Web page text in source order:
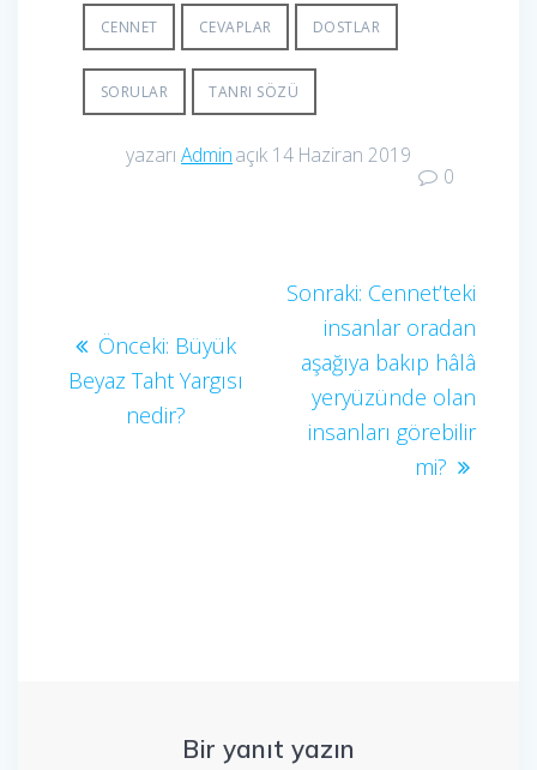
CENNET CEVAPLAR DOSTLAR
SORULAR TANRI SÖZÜ
yazarıAdminaçık 14 Haziran 2019
0
gezinmesi
Önceki: Önceki
yazı:
Büyük
Beyaz Taht Yargısı
nedir?
Sonraki: Sonraki
yazı:
Cennet’teki
insanlar oradan
aşağıya bakıp hâlâ
yeryüzünde olan
insanları görebilir
mi?
Bir yanıt yazın